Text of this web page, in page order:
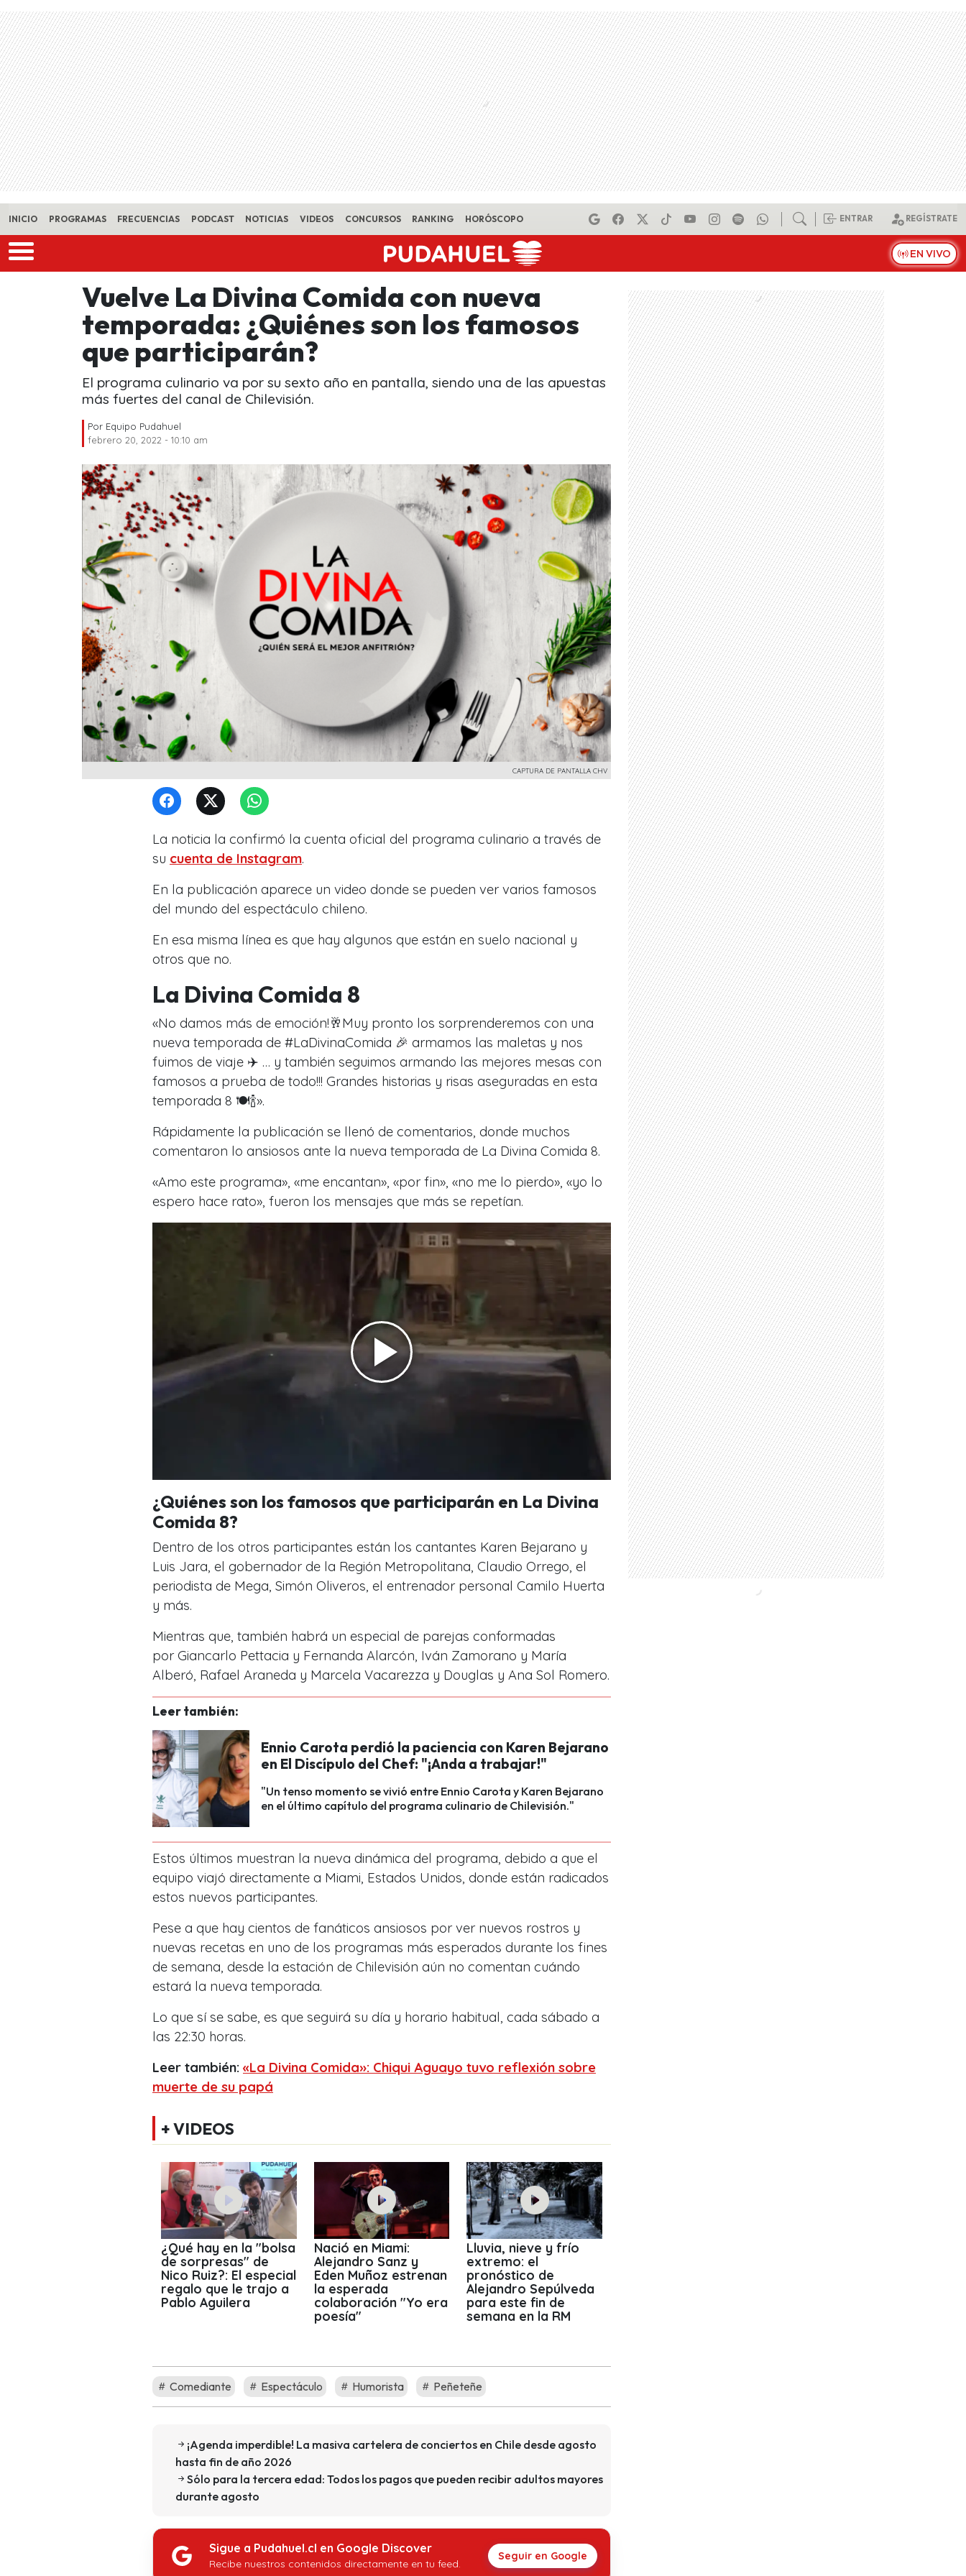
Skip to main content
INICIO PROGRAMAS FRECUENCIAS PODCAST NOTICIAS VIDEOS CONCURSOS RANKING HORÓSCOPO ENTRAR REGÍSTRATE
EN VIVO
Vuelve La Divina Comida con nueva
temporada: ¿Quiénes son los famosos
que participarán?
El programa culinario va por su sexto año en pantalla, siendo una de las apuestas
más fuertes del canal de Chilevisión.
Por Equipo Pudahuel
febrero 20, 2022 - 10:10 am
CAPTURA DE PANTALLA CHV
La noticia la confirmó la cuenta oficial del programa culinario a través de
su cuenta de Instagram.
En la publicación aparece un video donde se pueden ver varios famosos
del mundo del espectáculo chileno.
En esa misma línea es que hay algunos que están en suelo nacional y
otros que no.
La Divina Comida 8
«No damos más de emoción!🥂Muy pronto los sorprenderemos con una
nueva temporada de #LaDivinaComida 🎉 armamos las maletas y nos
fuimos de viaje ✈️ … y también seguimos armando las mejores mesas con
famosos a prueba de todo!!! Grandes historias y risas aseguradas en esta
temporada 8 🍽🍾».
Rápidamente la publicación se llenó de comentarios, donde muchos
comentaron lo ansiosos ante la nueva temporada de La Divina Comida 8.
«Amo este programa», «me encantan», «por fin», «no me lo pierdo», «yo lo
espero hace rato», fueron los mensajes que más se repetían.
¿Quiénes son los famosos que participarán en La Divina
Comida 8?
Dentro de los otros participantes están los cantantes Karen Bejarano y
Luis Jara, el gobernador de la Región Metropolitana, Claudio Orrego, el
periodista de Mega, Simón Oliveros, el entrenador personal Camilo Huerta
y más.
Mientras que, también habrá un especial de parejas conformadas
por Giancarlo Pettacia y Fernanda Alarcón, Iván Zamorano y María
Alberó, Rafael Araneda y Marcela Vacarezza y Douglas y Ana Sol Romero.
Leer también:
Ennio Carota perdió la paciencia con Karen Bejarano
en El Discípulo del Chef: "¡Anda a trabajar!"
"Un tenso momento se vivió entre Ennio Carota y Karen Bejarano
en el último capítulo del programa culinario de Chilevisión."
Estos últimos muestran la nueva dinámica del programa, debido a que el
equipo viajó directamente a Miami, Estados Unidos, donde están radicados
estos nuevos participantes.
Pese a que hay cientos de fanáticos ansiosos por ver nuevos rostros y
nuevas recetas en uno de los programas más esperados durante los fines
de semana, desde la estación de Chilevisión aún no comentan cuándo
estará la nueva temporada.
Lo que sí se sabe, es que seguirá su día y horario habitual, cada sábado a
las 22:30 horas.
Leer también: «La Divina Comida»: Chiqui Aguayo tuvo reflexión sobre
muerte de su papá
+ VIDEOS
¿Qué hay en la "bolsa
de sorpresas" de
Nico Ruiz?: El especial
regalo que le trajo a
Pablo Aguilera
Nació en Miami:
Alejandro Sanz y
Eden Muñoz estrenan
la esperada
colaboración "Yo era
poesía"
Lluvia, nieve y frío
extremo: el
pronóstico de
Alejandro Sepúlveda
para este fin de
semana en la RM
Comediante Espectáculo Humorista Peñeteñe
¡Agenda imperdible! La masiva cartelera de conciertos en Chile desde agosto
hasta fin de año 2026
Sólo para la tercera edad: Todos los pagos que pueden recibir adultos mayores
durante agosto
Sigue a Pudahuel.cl en Google Discover
Recibe nuestros contenidos directamente en tu feed.
Seguir en Google